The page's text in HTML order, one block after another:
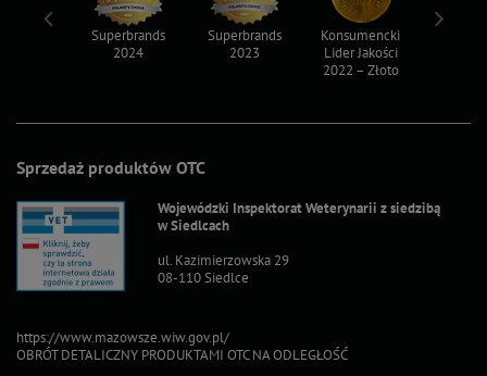
Sprzedaż produktów OTC
Wojewódzki Inspektorat Weterynarii z siedzibą
w Siedlcach
ul. Kazimierzowska 29
08-110 Siedlce
https://www.mazowsze.wiw.gov.pl/
OBRÓT DETALICZNY PRODUKTAMI OTC NA ODLEGŁOŚĆ
Superbrands
2024
Superbrands
2023
Konsumencki
Lider Jakości
2022 – Złoto